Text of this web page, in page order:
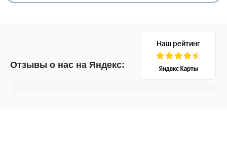
Отзывы о нас на Яндекс: